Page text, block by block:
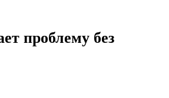
проблему без